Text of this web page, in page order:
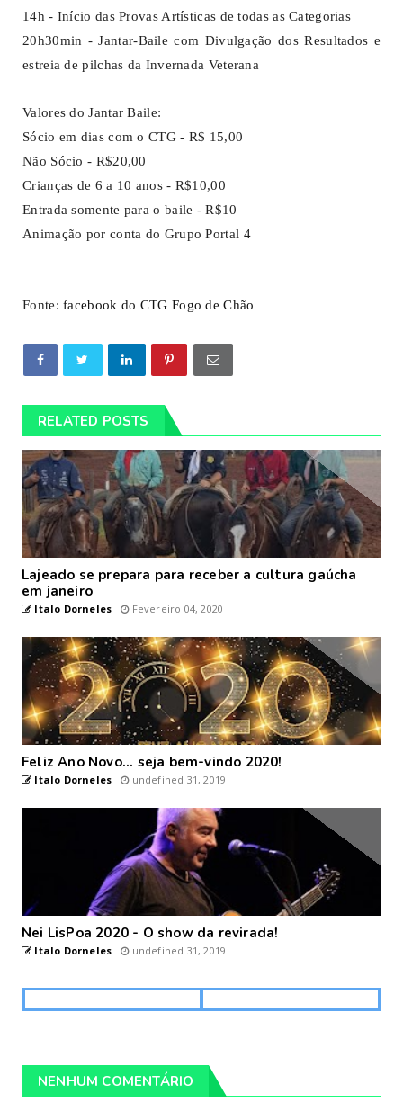
14h - Início das Provas Artísticas de todas as Categorias
20h30min - Jantar-Baile com Divulgação dos Resultados e
estreia de pilchas da Invernada Veterana
Valores do Jantar Baile:
Sócio em dias com o CTG - R$ 15,00
Não Sócio - R$20,00
Crianças de 6 a 10 anos - R$10,00
Entrada somente para o baile - R$10
Animação por conta do Grupo Portal 4
Fonte:facebook do CTG Fogo de Chão
RELATED POSTS
Lajeado se prepara para receber a cultura gaúcha
em janeiro
Italo Dorneles Fevereiro 04, 2020
Feliz Ano Novo... seja bem-vindo 2020!
Italo Dorneles undefined 31, 2019
Nei LisPoa 2020 - O show da revirada!
Italo Dorneles undefined 31, 2019
NENHUM COMENTÁRIO